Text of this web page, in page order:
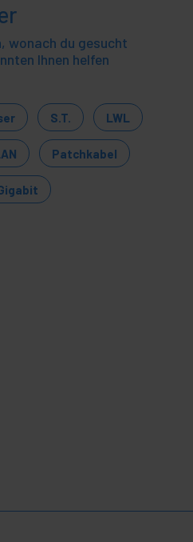
wonach du gesucht
Ihnen helfen
S.T. LWL
Patchkabel